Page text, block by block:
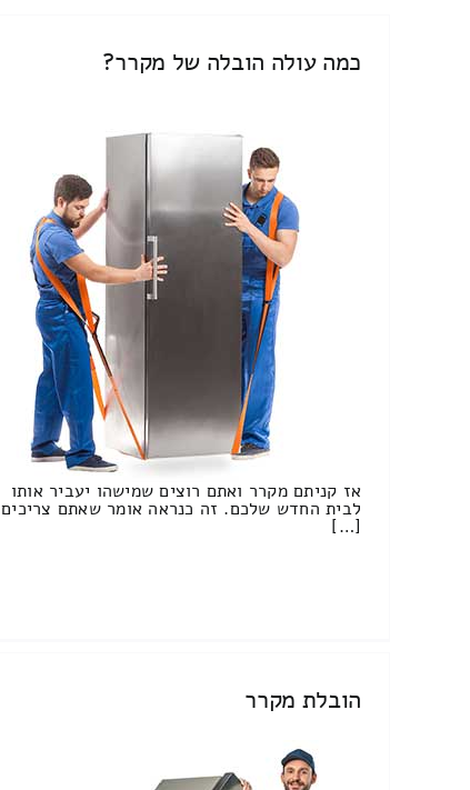
כמה עולה הובלה של מקרר?
אז קניתם מקרר ואתם רוצים שמישהו יעביר אותו
לבית החדש שלכם. זה כנראה אומר שאתם צריכים
[…]
הובלת מקרר